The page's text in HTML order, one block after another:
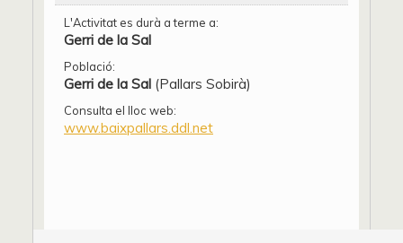
L'Activitat es durà a terme a:
Gerri de la Sal
Població:
Gerri de la Sal (Pallars Sobirà)
Consulta el lloc web:
www.baixpallars.ddl.net